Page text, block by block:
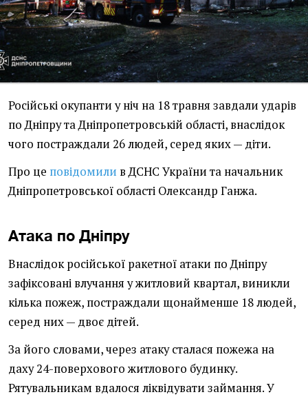
Російські окупанти у ніч на 18 травня завдали ударів
по Дніпру та Дніпропетровській області, внаслідок
чого постраждали 26 людей, серед яких — діти.
Про це повідомили в ДСНС України та начальник
Дніпропетровської області Олександр Ганжа.
Атака по Дніпру
Внаслідок російської ракетної атаки по Дніпру
зафіксовані влучання у житловий квартал, виникли
кілька пожеж, постраждали щонайменше 18 людей,
серед них — двоє дітей.
За його словами, через атаку сталася пожежа на
даху 24-поверхового житлового будинку.
Рятувальникам вдалося ліквідувати займання. У